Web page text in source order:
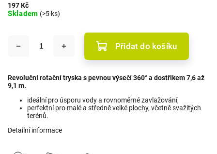
197 Kč
Skladem (>5 ks)
Přidat do košíku
Revoluční rotační tryska s pevnou výsečí 360° a dostřikem 7,6 až
9,1 m.
ideální pro úsporu vody a rovnoměrné zavlažování,
perfektní pro malé a středně velké plochy, včetně svažitých
terénů.
Detailní informace